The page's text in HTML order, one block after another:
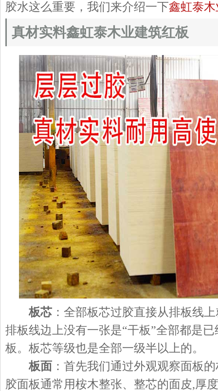
胶水这么重要，我们来介绍一下鑫虹泰木
真材实料鑫虹泰木业建筑红板
板芯 ：全部板芯过胶直接从排板线
排板线边上没有一张是“干板”全部都是
板。板芯等级也是全部一级半以上的。
板面 ：首先我们通过外观观察面板
胶面板通常用桉木整张、整芯的面皮,厚